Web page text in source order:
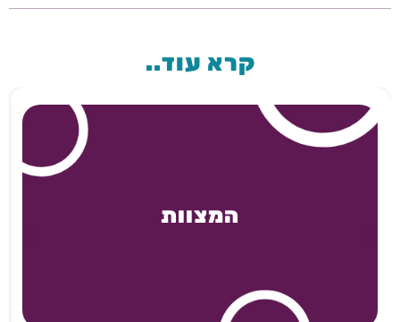
קרא עוד..
המצוות